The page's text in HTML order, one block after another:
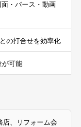
・パース・動画
の打合せを効率化
が可能
店、リフォーム会